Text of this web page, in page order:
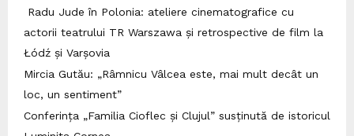
Radu Jude în Polonia: ateliere cinematografice cu
actorii teatrului TR Warszawa și retrospective de film la
Łódź și Varșovia
Mircia Gutău: „Râmnicu Vâlcea este, mai mult decât un
loc, un sentiment”
Conferința „Familia Cioflec și Clujul” susținută de istoricul